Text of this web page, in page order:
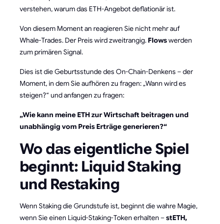
verstehen, warum das ETH-Angebot deflationär ist.
Von diesem Moment an reagieren Sie nicht mehr auf
Whale-Trades. Der Preis wird zweitrangig. Flowswerden
zum primären Signal.
Dies ist die Geburtsstunde des On-Chain-Denkens – der
Moment, in dem Sie aufhören zu fragen: „Wann wird es
steigen?“ und anfangen zu fragen:
„Wie kann meine ETH zur Wirtschaft beitragen und
unabhängig vom Preis Erträge generieren?“
Wo das eigentliche Spiel
beginnt: Liquid Staking
und Restaking
Wenn Staking die Grundstufe ist, beginnt die wahre Magie,
wenn Sie einen Liquid-Staking-Token erhalten –stETH,